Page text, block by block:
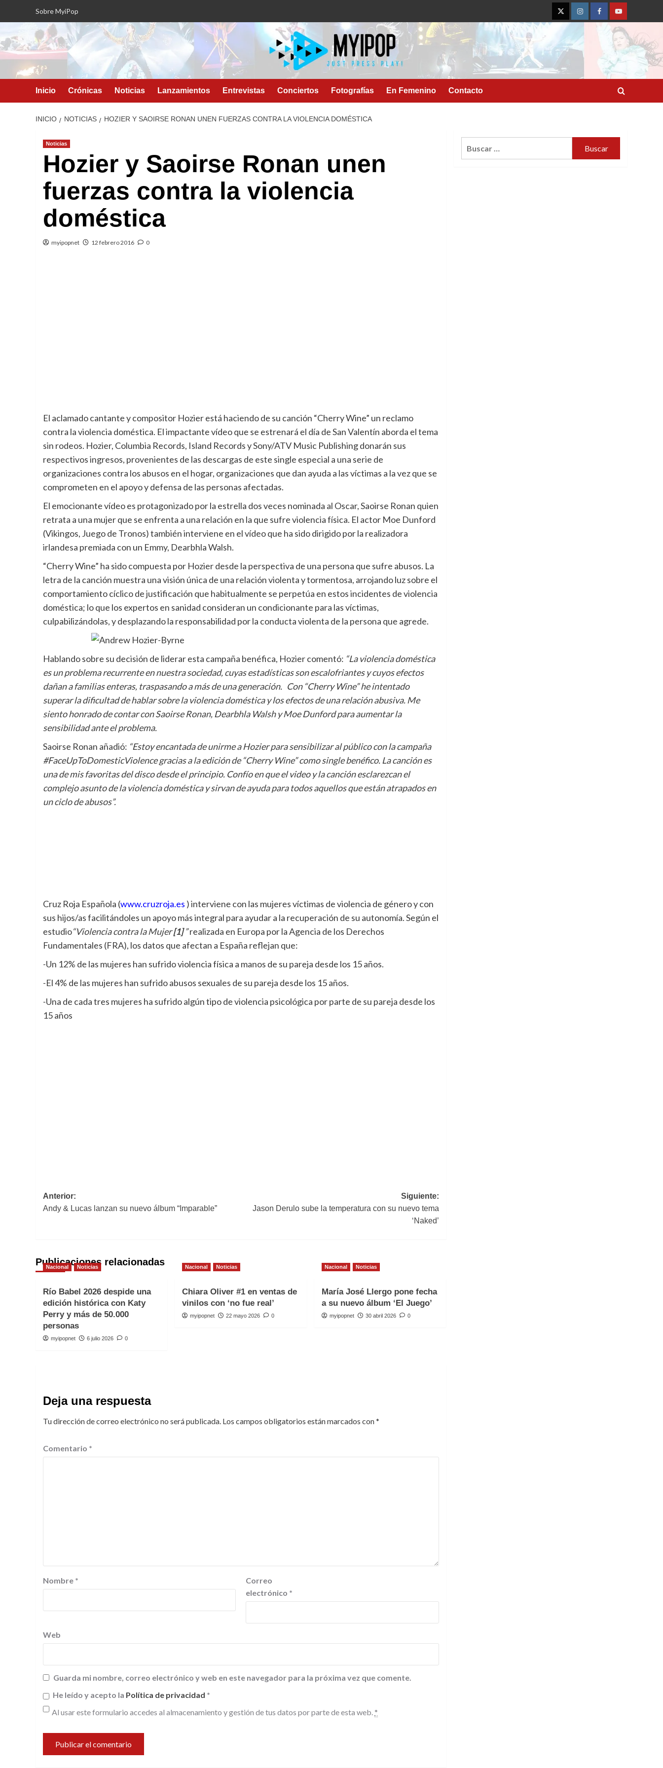
Sobre MyiPop
TwitterInstagramFacebookYouTube
Inicio Crónicas Noticias Lanzamientos Entrevistas Conciertos Fotografías En Femenino Contacto
INICIO NOTICIAS HOZIER Y SAOIRSE RONAN UNEN FUERZAS CONTRA LA VIOLENCIA DOMÉSTICA
Noticias
Hozier y Saoirse Ronan unen
fuerzas contra la violencia
doméstica
myipopnet 12 febrero 2016 0
El aclamado cantante y compositor Hozier está haciendo de su canción “Cherry Wine” un reclamo
contra la violencia doméstica. El impactante vídeo que se estrenará el día de San Valentín aborda el tema
sin rodeos. Hozier, Columbia Records, Island Records y Sony/ATV Music Publishing donarán sus
respectivos ingresos, provenientes de las descargas de este single especial a una serie de
organizaciones contra los abusos en el hogar, organizaciones que dan ayuda a las víctimas a la vez que se
comprometen en el apoyo y defensa de las personas afectadas.
El emocionante vídeo es protagonizado por la estrella dos veces nominada al Oscar, Saoirse Ronan quien
retrata a una mujer que se enfrenta a una relación en la que sufre violencia física. El actor Moe Dunford
(Vikingos, Juego de Tronos) también interviene en el vídeo que ha sido dirigido por la realizadora
irlandesa premiada con un Emmy, Dearbhla Walsh.
“Cherry Wine” ha sido compuesta por Hozier desde la perspectiva de una persona que sufre abusos. La
letra de la canción muestra una visión única de una relación violenta y tormentosa, arrojando luz sobre el
comportamiento cíclico de justificación que habitualmente se perpetúa en estos incidentes de violencia
doméstica; lo que los expertos en sanidad consideran un condicionante para las víctimas,
culpabilizándolas, y desplazando la responsabilidad por la conducta violenta de la persona que agrede.
Hablando sobre su decisión de liderar esta campaña benéfica, Hozier comentó: “La violencia doméstica
es un problema recurrente en nuestra sociedad, cuyas estadísticas son escalofriantes y cuyos efectos
dañan a familias enteras, traspasando a más de una generación. Con “Cherry Wine” he intentado
superar la dificultad de hablar sobre la violencia doméstica y los efectos de una relación abusiva. Me
siento honrado de contar con Saoirse Ronan, Dearbhla Walsh y Moe Dunford para aumentar la
sensibilidad ante el problema.
Saoirse Ronan añadió: “Estoy encantada de unirme a Hozier para sensibilizar al público con la campaña
#FaceUpToDomesticViolence gracias a la edición de “Cherry Wine” como single benéfico. La canción es
una de mis favoritas del disco desde el principio. Confío en que el video y la canción esclarezcan el
complejo asunto de la violencia doméstica y sirvan de ayuda para todos aquellos que están atrapados en
un ciclo de abusos”.
Cruz Roja Española (www.cruzroja.es ) interviene con las mujeres víctimas de violencia de género y con
sus hijos/as facilitándoles un apoyo más integral para ayudar a la recuperación de su autonomía. Según el
estudio“Violencia contra la Mujer[1]”realizada en Europa por la Agencia de los Derechos
Fundamentales (FRA), los datos que afectan a España reflejan que:
-Un 12% de las mujeres han sufrido violencia física a manos de su pareja desde los 15 años.
-El 4% de las mujeres han sufrido abusos sexuales de su pareja desde los 15 años.
-Una de cada tres mujeres ha sufrido algún tipo de violencia psicológica por parte de su pareja desde los
15 años
Navegación
de
Anterior:
Andy & Lucas lanzan su nuevo álbum “Imparable”
Siguiente:
Jason Derulo sube la temperatura con su nuevo tema
‘Naked’
Publicaciones relacionadas
Nacional Noticias
Río Babel 2026 despide una
edición histórica con Katy
Perry y más de 50.000
personas
myipopnet 6 julio 2026 0
Nacional Noticias
Chiara Oliver #1 en ventas de
vinilos con ‘no fue real’
myipopnet 22 mayo 2026 0
Nacional Noticias
María José Llergo pone fecha
a su nuevo álbum ‘El Juego’
myipopnet 30 abril 2026 0
Deja una respuesta
Tu dirección de correo electrónico no será publicada. Los campos obligatorios están marcados con*
Comentario *
Nombre *
Correo
electrónico *
Web
Guarda mi nombre, correo electrónico y web en este navegador para la próxima vez que comente.
He leído y acepto la Política de privacidad *
Al usar este formulario accedes al almacenamiento y gestión de tus datos por parte de esta web. *